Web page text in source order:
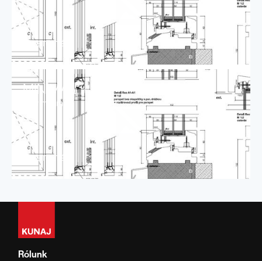
LETÖLTÉS
MINIMAL
rezy minimal
LETÖLTÉS
Rólunk